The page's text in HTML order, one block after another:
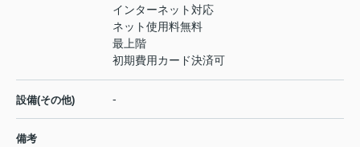
インターネット対応
ネット使用料無料
最上階
初期費用カード決済可
設備(その他) -
備考